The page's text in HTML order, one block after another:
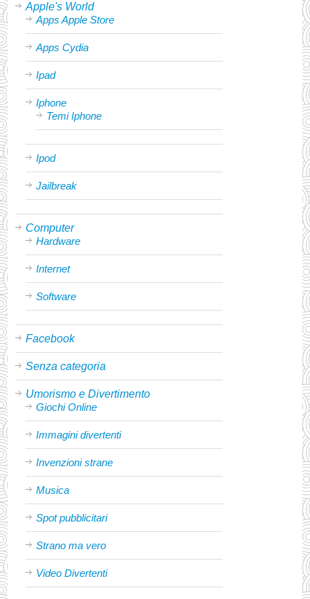
Apple's World
Apps Apple Store
Apps Cydia
Ipad
Iphone
Temi Iphone
Ipod
Jailbreak
Computer
Hardware
Internet
Software
Facebook
Senza categoria
Umorismo e Divertimento
Giochi Online
Immagini divertenti
Invenzioni strane
Musica
Spot pubblicitari
Strano ma vero
Video Divertenti